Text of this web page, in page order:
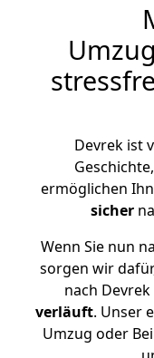
Devrek ist
ermöglichen
sicher
Wenn Sie nun
sorgen wir
nach Devrek
verläuft. Unser
Umzug oder